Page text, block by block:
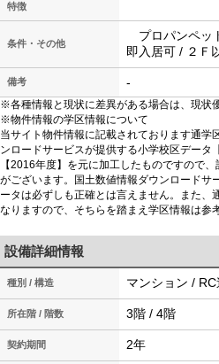
特徴
条件・その他
プロパンペッ
即入居可 / ２Ｆ
備考 -
※各種情報と現状に差異がある場合は、現状
※物件情報の学区情報について
当サイト物件情報に記載されております通学
ンロードサービスが提供する小学校区データ
【2016年度】を元に加工したものですので
がございます。国土数値情報ダウンロードサ
ータは必ずしも正確とは言えません。また、
なりますので、そちらを踏まえ学区情報は参
設備詳細情報
種別 / 構造 マンション /
所在階 / 階数 3階 / 4階
契約期間 2年